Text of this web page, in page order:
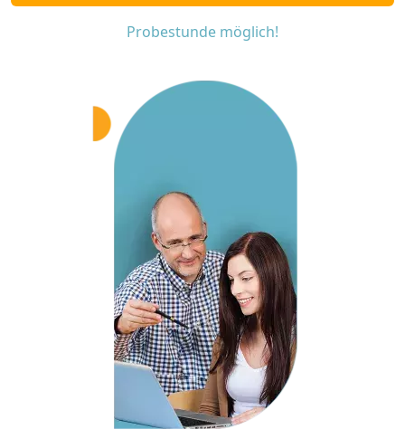
Probestunde möglich!